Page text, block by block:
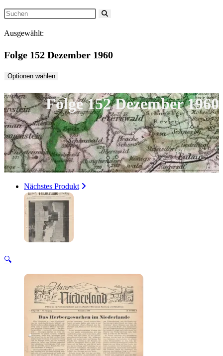
Diese
durchsuchen
Ausgewählt:
Folge 152 Dezember 1960
Optionen wählen
Folge 152 Dezember 1960
Nächstes Produkt
🔍